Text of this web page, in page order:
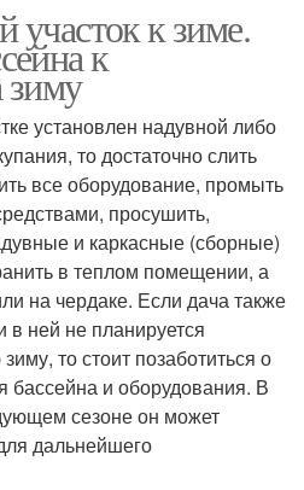
участок к зиме.
к
зиму
установлен надувной либо
то достаточно слить
все оборудование, промыть
просушить,
и каркасные (сборные)
в теплом помещении, а
на чердаке. Если дача также
в ней не планируется
то стоит позаботиться о
и оборудования. В
сезоне он может
дальнейшего